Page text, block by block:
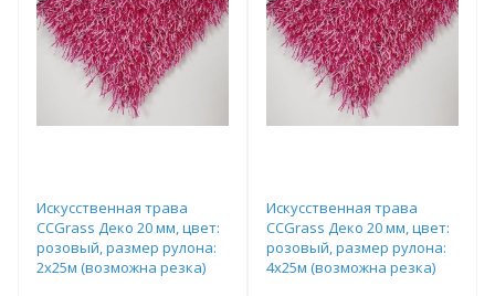
Искусственная трава
CCGrass Деко 20 мм, цвет:
розовый, размер рулона:
2х25м (возможна резка)
Искусственная трава
CCGrass Деко 20 мм, цвет:
розовый, размер рулона:
4х25м (возможна резка)